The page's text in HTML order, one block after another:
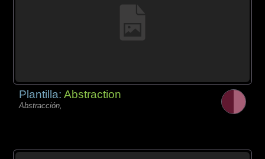
Plantilla:Abstraction
Abstracción,